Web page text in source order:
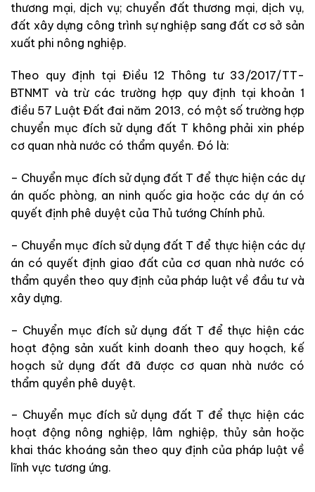
thương mại, dịch vụ; chuyển đất thương mại, dịch vụ,
đất xây dựng công trình sự nghiệp sang đất cơ sở sản
xuất phi nông nghiệp.
Theo quy định tại Điều 12 Thông tư 33/2017/TT-
BTNMT và trừ các trường hợp quy định tại khoản 1
điều 57 Luật Đất đai năm 2013, có một số trường hợp
chuyển mục đích sử dụng đất T không phải xin phép
cơ quan nhà nước có thẩm quyền. Đó là:
– Chuyển mục đích sử dụng đất T để thực hiện các dự
án quốc phòng, an ninh quốc gia hoặc các dự án có
quyết định phê duyệt của Thủ tướng Chính phủ.
– Chuyển mục đích sử dụng đất T để thực hiện các dự
án có quyết định giao đất của cơ quan nhà nước có
thẩm quyền theo quy định của pháp luật về đầu tư và
xây dựng.
– Chuyển mục đích sử dụng đất T để thực hiện các
hoạt động sản xuất kinh doanh theo quy hoạch, kế
hoạch sử dụng đất đã được cơ quan nhà nước có
thẩm quyền phê duyệt.
– Chuyển mục đích sử dụng đất T để thực hiện các
hoạt động nông nghiệp, lâm nghiệp, thủy sản hoặc
khai thác khoáng sản theo quy định của pháp luật về
lĩnh vực tương ứng.